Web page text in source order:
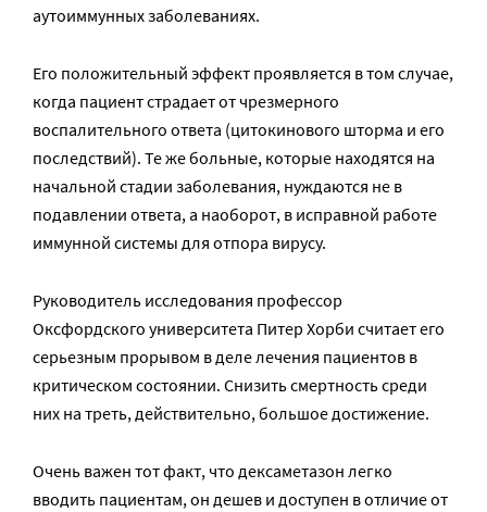
аутоиммунных заболеваниях.
Его положительный эффект проявляется в том случае,
когда пациент страдает от чрезмерного
воспалительного ответа (цитокинового шторма и его
последствий). Те же больные, которые находятся на
начальной стадии заболевания, нуждаются не в
подавлении ответа, а наоборот, в исправной работе
иммунной системы для отпора вирусу.
Руководитель исследования профессор
Оксфордского университета Питер Хорби считает его
серьезным прорывом в деле лечения пациентов в
критическом состоянии. Снизить смертность среди
них на треть, действительно, большое достижение.
Очень важен тот факт, что дексаметазон легко
вводить пациентам, он дешев и доступен в отличие от